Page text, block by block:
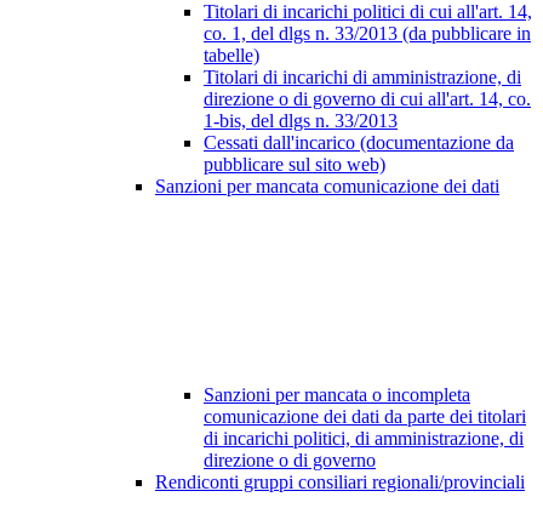
Titolari di incarichi politici di cui all'art. 14,
co. 1, del dlgs n. 33/2013 (da pubblicare in
tabelle)
Titolari di incarichi di amministrazione, di
direzione o di governo di cui all'art. 14, co.
1-bis, del dlgs n. 33/2013
Cessati dall'incarico (documentazione da
pubblicare sul sito web)
Sanzioni per mancata comunicazione dei dati
Sanzioni per mancata o incompleta
comunicazione dei dati da parte dei titolari
di incarichi politici, di amministrazione, di
direzione o di governo
Rendiconti gruppi consiliari regionali/provinciali